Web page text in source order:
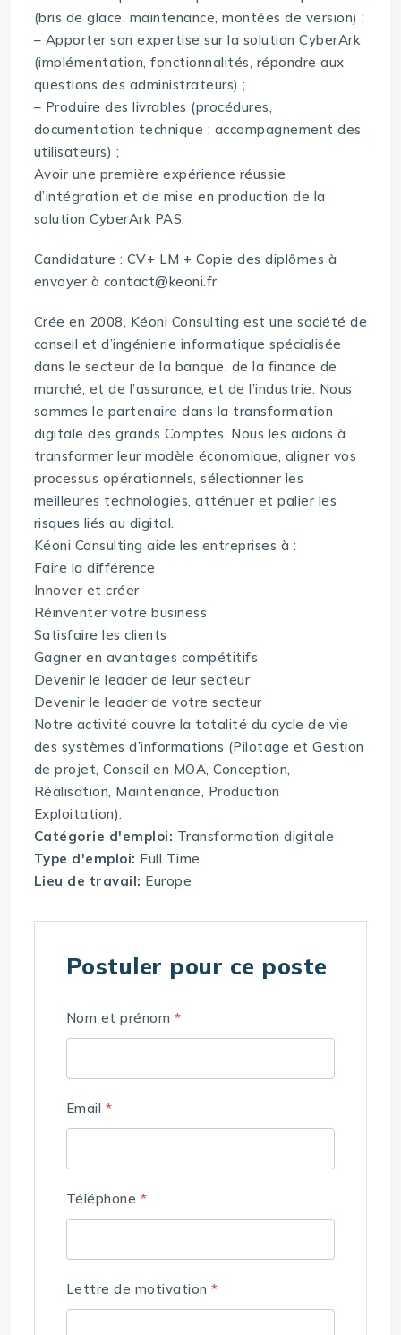
(bris de glace, maintenance, montées de version) ;
– Apporter son expertise sur la solution CyberArk
(implémentation, fonctionnalités, répondre aux
questions des administrateurs) ;
– Produire des livrables (procédures,
documentation technique ; accompagnement des
utilisateurs) ;
Avoir une première expérience réussie
d’intégration et de mise en production de la
solution CyberArk PAS.
Candidature : CV+ LM + Copie des diplômes à
envoyer à contact@keoni.fr
Crée en 2008, Kéoni Consulting est une société de
conseil et d’ingénierie informatique spécialisée
dans le secteur de la banque, de la finance de
marché, et de l’assurance, et de l’industrie. Nous
sommes le partenaire dans la transformation
digitale des grands Comptes. Nous les aidons à
transformer leur modèle économique, aligner vos
processus opérationnels, sélectionner les
meilleures technologies, atténuer et palier les
risques liés au digital.
Kéoni Consulting aide les entreprises à :
Faire la différence
Innover et créer
Réinventer votre business
Satisfaire les clients
Gagner en avantages compétitifs
Devenir le leader de leur secteur
Devenir le leader de votre secteur
Notre activité couvre la totalité du cycle de vie
des systèmes d’informations (Pilotage et Gestion
de projet, Conseil en MOA, Conception,
Réalisation, Maintenance, Production
Exploitation).
Catégorie d'emploi: Transformation digitale
Type d'emploi: Full Time
Lieu de travail: Europe
Postuler pour ce poste
Nom et prénom *
Email *
Téléphone *
Lettre de motivation*